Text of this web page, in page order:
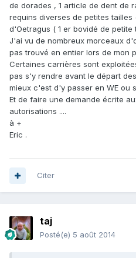
de dorades , 1 article de dent de
requins diverses de petites tailles
d'Oetragus ( 1 er bovidé de petite
J'ai vu de nombreux morceaux
pas trouvé en entier lors de mon
Certaines carrières sont
pas s'y rendre avant le départ
mieux c'est d'y passer en WE ou
Et de faire une demande écrite
autorisations ....
à +
Eric .
Citer
taj
Posté(e) 5 août 2014